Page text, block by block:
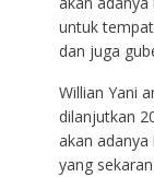
untuk
dan juga
Willian Yani
dilanjutkan
akan
yang